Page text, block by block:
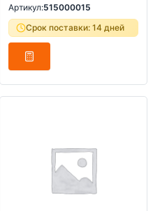
Артикул:515000015
Срок поставки: 14 дней